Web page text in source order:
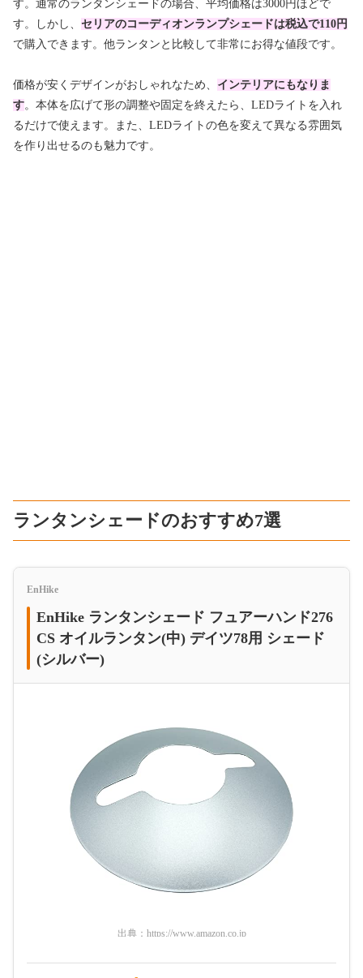
す。通常のランタンシェードの場合、平均価格は3000円ほどで
す。しかし、 セリアのコーディオンランプシェードは税込で110円
で購入できます。他ランタンと比較して非常にお得な値段です。
価格が安くデザインがおしゃれなため、 インテリアにもなりま
す。本体を広げて形の調整や固定を終えたら、LEDライトを入れ
るだけで使えます。また、LEDライトの色を変えて異なる雰囲気
を作り出せるのも魅力です。
ランタンシェードのおすすめ7選
EnHike
EnHike ランタンシェード フュアーハンド276
CS オイルランタン(中) デイツ78用 シェード
(シルバー)
出典： https://www.amazon.co.jp